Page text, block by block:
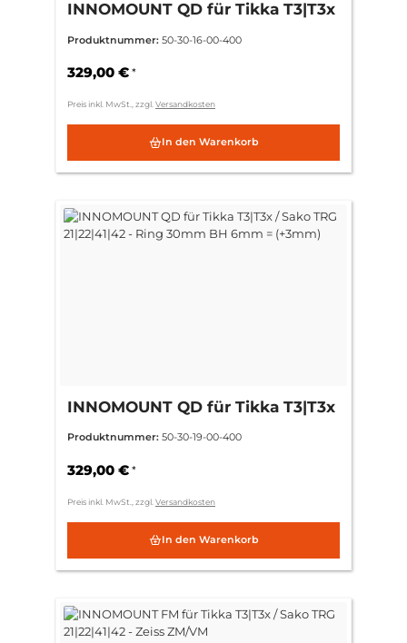
INNOMOUNT QD für Tikka T3|T3x
30mm BH 3mm = (Standard)
Produktnummer: 50-30-16-00-400
329,00 € *
Preis inkl. MwSt., zzgl. Versandkosten
In den Warenkorb
INNOMOUNT QD für Tikka T3|T3x
30mm BH 6mm = (+3mm)
Produktnummer: 50-30-19-00-400
329,00 € *
Preis inkl. MwSt., zzgl. Versandkosten
In den Warenkorb